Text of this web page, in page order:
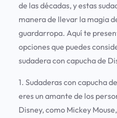
de las décadas, y estas
manera de llevar la magia
guardarropa. Aquí te
opciones que puedes
sudadera con capucha de
1. Sudaderas con capucha
eres un amante de los
Disney, como Mickey